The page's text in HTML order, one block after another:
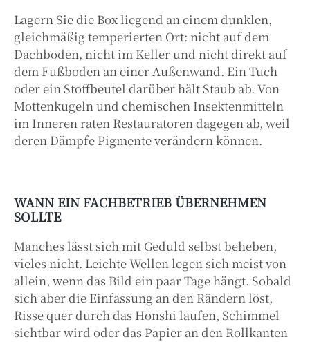
Lagern Sie die Box liegend an einem dunklen,
gleichmäßig temperierten Ort: nicht auf dem
Dachboden, nicht im Keller und nicht direkt auf
dem Fußboden an einer Außenwand. Ein Tuch
oder ein Stoffbeutel darüber hält Staub ab. Von
Mottenkugeln und chemischen Insektenmitteln
im Inneren raten Restauratoren dagegen ab, weil
deren Dämpfe Pigmente verändern können.
WANN EIN FACHBETRIEB ÜBERNEHMEN
SOLLTE
Manches lässt sich mit Geduld selbst beheben,
vieles nicht. Leichte Wellen legen sich meist von
allein, wenn das Bild ein paar Tage hängt. Sobald
sich aber die Einfassung an den Rändern löst,
Risse quer durch das Honshi laufen, Schimmel
sichtbar wird oder das Papier an den Rollkanten